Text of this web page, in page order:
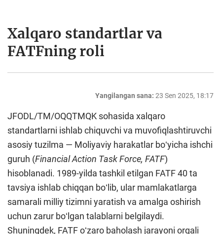
Xalqaro standartlar va
FATFning roli
Yangilangan sana: 23 Sen 2025, 18:17
JFODL/TM/OQQTMQK sohasida xalqaro
standartlarni ishlab chiquvchi va muvofiqlashtiruvchi
asosiy tuzilma — Moliyaviy harakatlar boʻyicha ishchi
guruh (Financial Action Task Force, FATF)
hisoblanadi. 1989-yilda tashkil etilgan FATF 40 ta
tavsiya ishlab chiqqan boʻlib, ular mamlakatlarga
samarali milliy tizimni yaratish va amalga oshirish
uchun zarur boʻlgan talablarni belgilaydi.
Shuningdek, FATF oʻzaro baholash jarayoni orqali